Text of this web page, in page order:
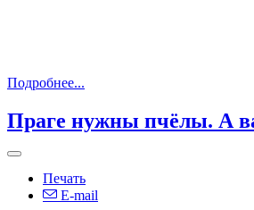
Подробнее...
Праге нужны пчёлы. А
Печать
E-mail